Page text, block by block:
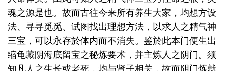
魂之源是也。故而古往今来所有养生大家，均想方设
法、寻寻觅觅、试图找出理想方法，以求人之精气神
三宝，可以永存於体内而不消失。鉴於此本门便生出
缩龟藏阴海底留宝之秘炼要术，并主炼人之阴门。须
知凡人之生长或老死，均与肾子相关，故而阴门炼就